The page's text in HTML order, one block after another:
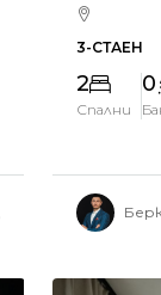
3-СТАЕН
2
Спални
0